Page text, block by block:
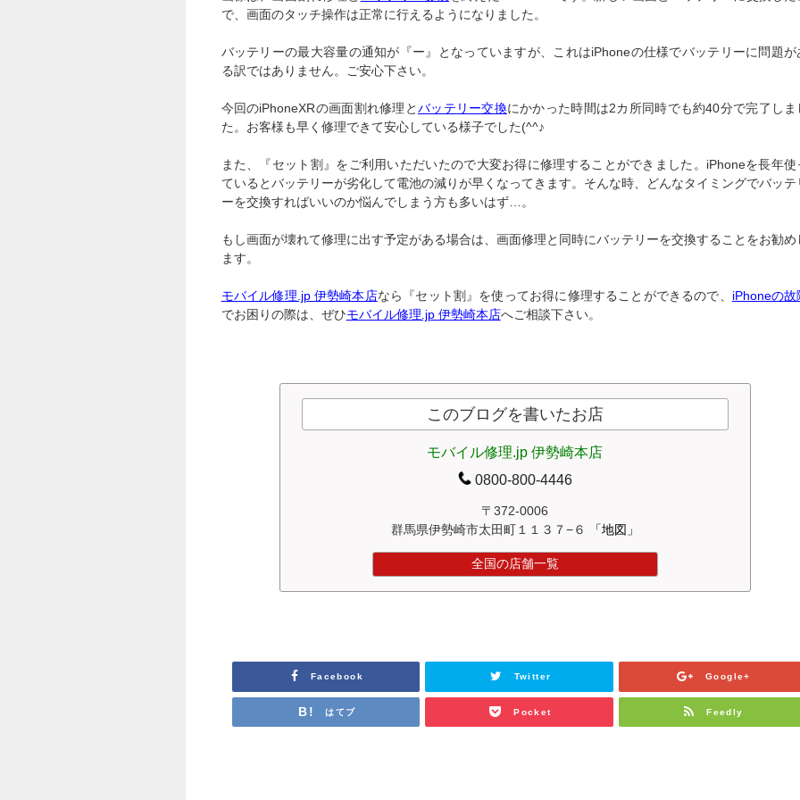
で、画面のタッチ操作は正常に行えるようになりました。
バッテリーの最大容量の通知が『ー』となっていますが、これはiPhoneの仕様でバッテリーに問題が
る訳ではありません。ご安心下さい。
今回のiPhoneXRの画面割れ修理と バッテリー交換にかかった時間は2カ所同時でも約40分で完了しま
た。お客様も早く修理できて安心している様子でした(^^♪
また、『セット割』をご利用いただいたので大変お得に修理することができました。iPhoneを長年使
ているとバッテリーが劣化して電池の減りが早くなってきます。そんな時、どんなタイミングでバッテ
ーを交換すればいいのか悩んでしまう方も多いはず…。
もし画面が壊れて修理に出す予定がある場合は、画面修理と同時にバッテリーを交換することをお勧め
ます。
モバイル修理.jp 伊勢崎本店なら『セット割』を使ってお得に修理することができるので、 iPhoneの故
でお困りの際は、ぜひモバイル修理.jp 伊勢崎本店へご相談下さい。
このブログを書いたお店
モバイル修理.jp 伊勢崎本店
0800-800-4446
〒372-0006
群馬県伊勢崎市太田町１１３７−６
「地図」
全国の店舗一覧
Facebook Twitter Google+
はてブ Pocket Feedly